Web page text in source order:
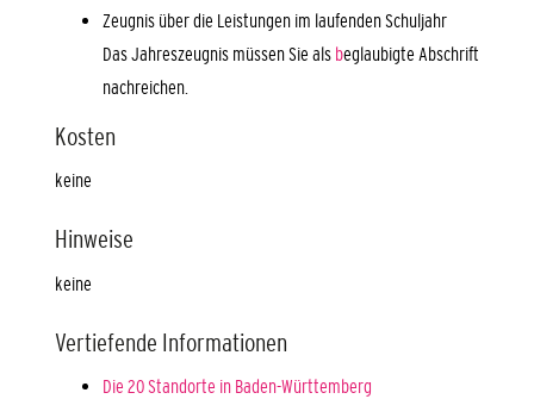
Zeugnis über die Leistungen im laufenden Schuljahr
Das Jahreszeugnis müssen Sie als beglaubigte Abschrift
nachreichen.
Kosten
keine
Hinweise
keine
Vertiefende Informationen
Die 20 Standorte in Baden-Württemberg